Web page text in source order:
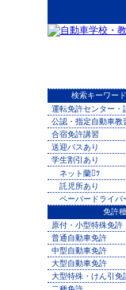
検索キーワー
運転免許センター・
公認・指定自動車教
合宿免許講習
送迎バスあり
学生割引あり
ネット蘭ﾂ
託児所あり
ペーパードライバ
免許
原付・小型特殊免許
普通自動車免許
中型自動車免許
大型自動車免許
大型特殊・けん引免